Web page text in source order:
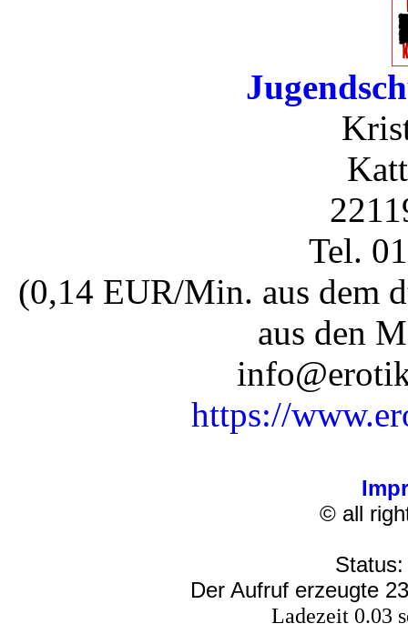
Tel.
(0,14 EUR/Min. aus dem
aus den
https://
© all
Der Aufruf erzeugte
Ladezeit 0.03